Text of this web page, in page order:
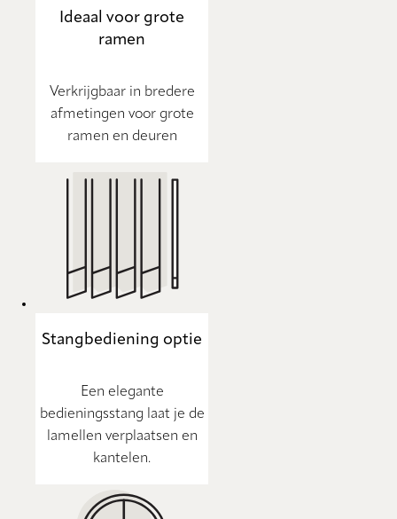
Ideaal voor grote
ramen
Verkrijgbaar in bredere
afmetingen voor grote
ramen en deuren
Stangbediening optie
Een elegante
bedieningsstang laat je de
lamellen verplaatsen en
kantelen.